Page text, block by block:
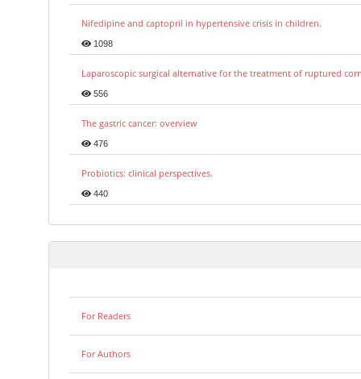
Nifedipine and captopril in hypertensive crisis in children.
1098
Laparoscopic surgical alternative for the treatment of ruptured
556
The gastric cancer: overview
476
Probiotics: clinical perspectives.
440
For Readers
For Authors